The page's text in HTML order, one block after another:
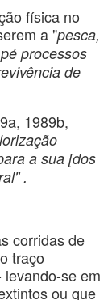
física no
a "pesca,
processos
de
1989b,
a sua [dos
.
de
traço
se em
ou que